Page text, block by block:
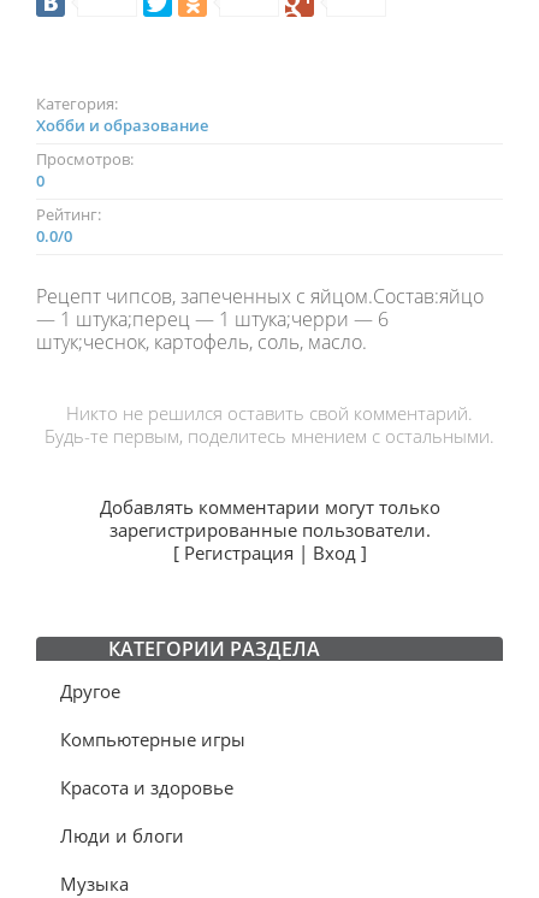
Категория:
Хобби и образование
Просмотров:
0
Рейтинг:
0.0/0
Рецепт чипсов, запеченных с яйцом.Состав:яйцо
— 1 штука;перец — 1 штука;черри — 6
штук;чеснок, картофель, соль, масло.
Никто не решился оставить свой комментарий.
Будь-те первым, поделитесь мнением с остальными.
Добавлять комментарии могут только
зарегистрированные пользователи.
[ Регистрация | Вход]
КАТЕГОРИИ РАЗДЕЛА
Другое
Компьютерные игры
Красота и здоровье
Люди и блоги
Музыка